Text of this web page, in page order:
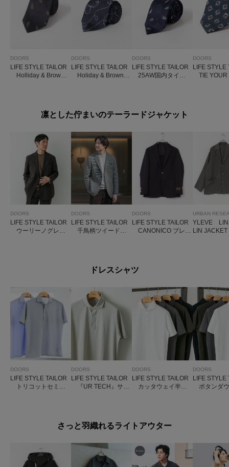
DOORS
LIFE STYLE TAILOR
Holliday & Brown
DOORS
LIFE STYLE TAILOR
Holiday & Brown
DOORS
LIFE STYLE TAILOR
25AW国内タイペ
DOORS
LIFE STYLE
TIE YOUR
凛とした佇まいのテーラードジャケット
DOORS
LIFE STYLE TAILOR
ウーリーノグレン
DOORS
LIFE STYLE TAILOR
千鳥柄ツイードジ
DOORS
LIFE STYLE TAILOR
CANONICO ブレザ
URBAN
YLEVE
LIN JACKET
ドレスシャツ
DOORS
LIFE STYLE TAILOR
トリコットセミワ
DOORS
LIFE STYLE TAILOR
『UR TECH』サマ
DOORS
LIFE STYLE TAILOR
カッタウェイ半袖
DOORS
LIFE STYLE
ボタンダ
さっと羽織れるライトアウター